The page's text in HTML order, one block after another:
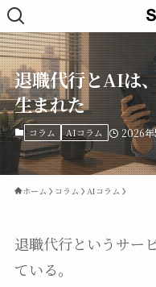
退職代行とAIは
生まれた
コラム AIコラム 2026
ホーム コラム AIコラム
退職代行というサー
ている。